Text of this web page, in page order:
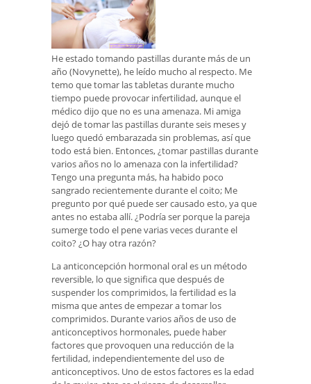
He estado tomando pastillas durante más de un
año (Novynette), he leído mucho al respecto. Me
temo que tomar las tabletas durante mucho
tiempo puede provocar infertilidad, aunque el
médico dijo que no es una amenaza. Mi amiga
dejó de tomar las pastillas durante seis meses y
luego quedó embarazada sin problemas, así que
todo está bien. Entonces, ¿tomar pastillas durante
varios años no lo amenaza con la infertilidad?
Tengo una pregunta más, ha habido poco
sangrado recientemente durante el coito; Me
pregunto por qué puede ser causado esto, ya que
antes no estaba allí. ¿Podría ser porque la pareja
sumerge todo el pene varias veces durante el
coito? ¿O hay otra razón?
La anticoncepción hormonal oral es un método
reversible, lo que significa que después de
suspender los comprimidos, la fertilidad es la
misma que antes de empezar a tomar los
comprimidos. Durante varios años de uso de
anticonceptivos hormonales, puede haber
factores que provoquen una reducción de la
fertilidad, independientemente del uso de
anticonceptivos. Uno de estos factores es la edad